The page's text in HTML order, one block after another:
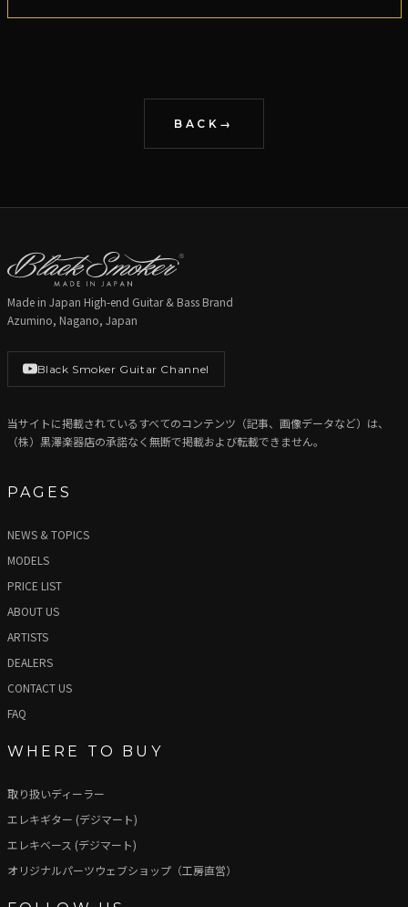
BACK
Made in Japan High-end Guitar & Bass Brand
Azumino, Nagano, Japan
Black Smoker Guitar Channel
当サイトに掲載されているすべてのコンテンツ（記事、画像データなど）は、
（株）黒澤楽器店の承諾なく無断で掲載および転載できません。
PAGES
NEWS & TOPICS
MODELS
PRICE LIST
ABOUT US
ARTISTS
DEALERS
CONTACT US
FAQ
WHERE TO BUY
取り扱いディーラー
エレキギター (デジマート)
エレキベース (デジマート)
オリジナルパーツウェブショップ（工房直営）